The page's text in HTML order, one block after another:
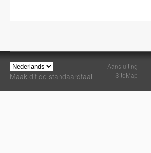
Maak dit de standaardtaal
Aansluiting
SiteMap